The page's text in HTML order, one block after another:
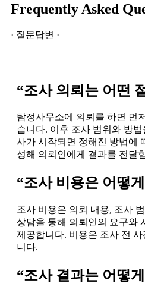
Frequently Asked
· 질문답변 ·
“조사 의뢰는 어떤
탐정사무소에 의뢰를 하면 먼
습니다. 이후 조사 범위와 방
사가 시작되면 정해진 방법에
성해 의뢰인에게 결과를 전달
“조사 비용은 어떻
조사 비용은 의뢰 내용, 조사
상담을 통해 의뢰인의 요구와
제공합니다. 비용은 조사 전
니다.
“조사 결과는 어떻